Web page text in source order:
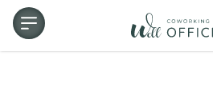
Ouvrir le menu
Logo